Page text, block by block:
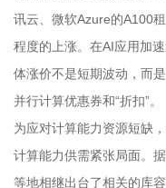
讯云、微软Azure的A100
程度的上涨。在AI应用加
体涨价不是短期波动，而是
并行计算优惠券和“折扣”。
为应对计算能力资源短缺
计算能力供需紧张局面。
等地相继出台了相关的库